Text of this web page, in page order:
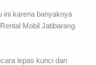
ini karena banyaknya
Mobil Jatibarang
lepas kunci dan